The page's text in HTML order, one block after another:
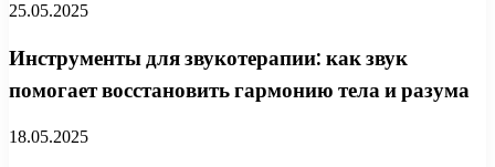
25.05.2025
Инструменты для звукотерапии: как звук
помогает восстановить гармонию тела и разума
18.05.2025